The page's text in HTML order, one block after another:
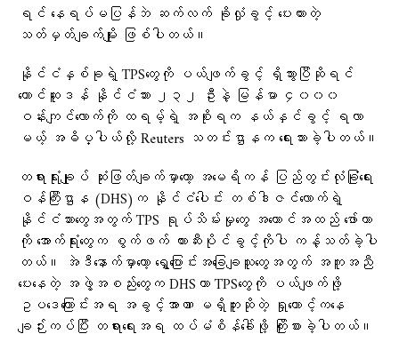
ရင် နေရပ်မပြန်ဘဲ ဆက်လက် ခိုလှုံခွင့် ပေးထားတဲ့
သတ်မှတ်ချက်မျိုး ဖြစ်ပါတယ်။
နိုင်ငံနှစ်ခုရဲ့ TPSတွေကို ပယ်ဖျက်ခွင့် ရှိသွားပြီဆိုရင်
တောင်ဆူဒန် နိုင်ငံသား ၂၃၂ ဦးနဲ့ မြန်မာ ၄၀၀၀
ဝန်းကျင်လောက်ကို ထရမ့်ရဲ့ အစိုးရက နယ်နှင်ခွင့် ရလာ
မယ့် အဓိပ္ပါယ်လို့ Reuters သတင်းဌာနက ရေးသားခဲ့ပါတယ်။
တရားရုံးချုပ် ဆုံးဖြတ်ချက်မှာတော့ အမေရိကန် ပြည်တွင်းလုံခြုံရေး
ဝန်ကြီးဌာန (DHS)က နိုင်ငံပေါင်း တစ်ဒါဇင်လောက်ရဲ့
နိုင်ငံသားတွေအတွက် TPS ရုပ်သိမ်းမှုတွေ အကောင်အထည် ဖော်တာ
ကို အောက်ရုံးတွေက စွက်ဖက် တားဆီးပိုင်ခွင့်ကိုပါ ကန့်သတ်ခဲ့ပါ
တယ်။ အဲဒီနောက်မှာတော့ ရွှေ့ပြောင်းအခြေချသူတွေအတွက် အကူအညီ
ပေးနေတဲ့ အဖွဲ့အစည်းတွေက DHSဟာ TPSတွေကို ပယ်ဖျက်ဖို့
ဥပဒေကြောင်းအရ အခွင့်အာဏာ မရှိဘူးဆိုတဲ့ ရှုထောင့်ကနေ
ချဉ်းကပ်ပြီး တရားရေးအရ ထပ်မံစိန်ခေါ်ဖို့ ကြိုးစားခဲ့ပါတယ်။